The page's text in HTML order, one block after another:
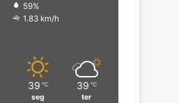
59%
1.83 km/h
39 ℃
seg
39 ℃
ter